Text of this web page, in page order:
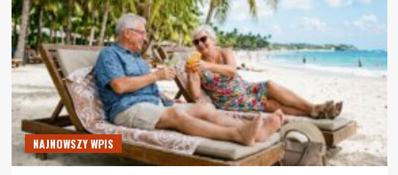
NAJNOWSZY WPIS